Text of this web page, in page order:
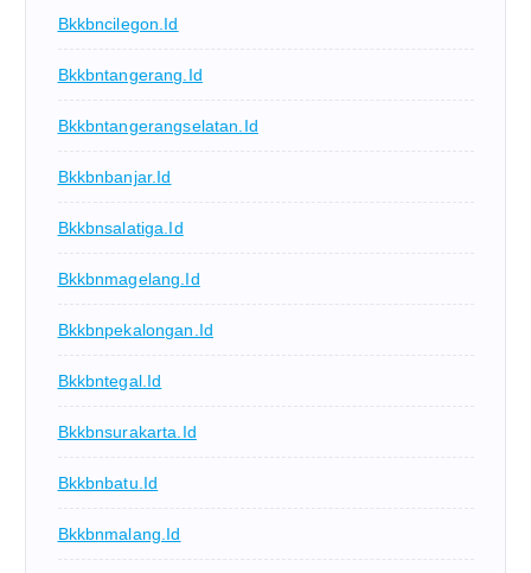
Bkkbncilegon.id
Bkkbntangerang.id
Bkkbntangerangselatan.id
Bkkbnbanjar.id
Bkkbnsalatiga.id
Bkkbnmagelang.id
Bkkbnpekalongan.id
Bkkbntegal.id
Bkkbnsurakarta.id
Bkkbnbatu.id
Bkkbnmalang.id